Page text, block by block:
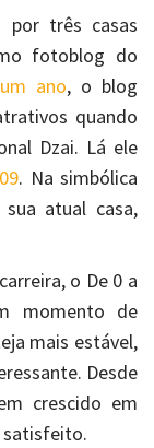
por três casas
fotoblog do
ano, o blog
quando
Dzai. Lá ele
. Na simbólica
atual casa,
o De 0 a
momento de
mais estável,
Desde
crescido em
satisfeito.